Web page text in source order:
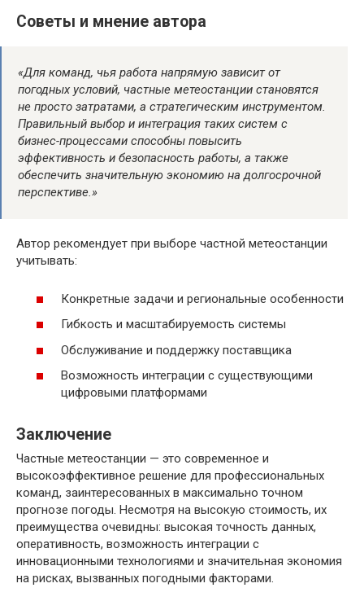
Советы и мнение автора
«Для команд, чья работа напрямую зависит от
погодных условий, частные метеостанции становятся
не просто затратами, а стратегическим инструментом.
Правильный выбор и интеграция таких систем с
бизнес-процессами способны повысить
эффективность и безопасность работы, а также
обеспечить значительную экономию на долгосрочной
перспективе.»
Автор рекомендует при выборе частной метеостанции
учитывать:
Конкретные задачи и региональные особенности
Гибкость и масштабируемость системы
Обслуживание и поддержку поставщика
Возможность интеграции с существующими
цифровыми платформами
Заключение
Частные метеостанции — это современное и
высокоэффективное решение для профессиональных
команд, заинтересованных в максимально точном
прогнозе погоды. Несмотря на высокую стоимость, их
преимущества очевидны: высокая точность данных,
оперативность, возможность интеграции с
инновационными технологиями и значительная экономия
на рисках, вызванных погодными факторами.